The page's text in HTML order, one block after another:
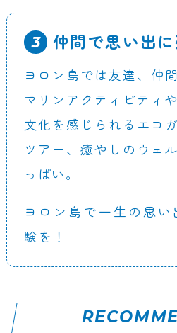
仲間で思い出
ヨロン島では友達、仲
マリンアクティビティ
文化を感じられるエコ
ツアー、癒やしのウェ
っぱい。
ヨロン島で一生の思
験を！